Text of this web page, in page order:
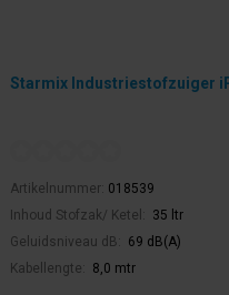
Starmix Industriestofzuiger
Artikelnummer: 018539
Inhoud Stofzak/ Ketel:
35 ltr
Geluidsniveau dB:
69 dB(A)
Kabellengte:
8,0 mtr